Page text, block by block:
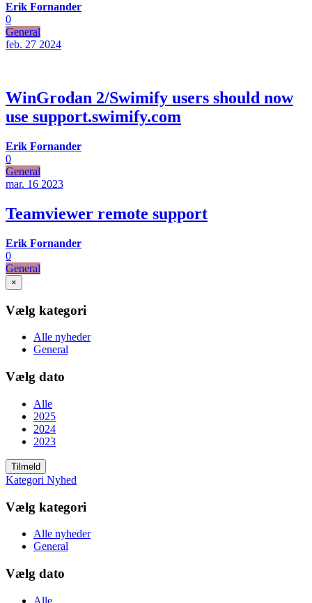
Erik Fornander
0
General
feb. 27 2024
WinGrodan 2/Swimify users should now
use support.swimify.com
Erik Fornander
0
General
mar. 16 2023
Teamviewer remote support
Erik Fornander
0
General
×
Vælg kategori
Alle nyheder
General
Vælg dato
Alle
2025
2024
2023
Tilmeld
Kategori Nyhed
Vælg kategori
Alle nyheder
General
Vælg dato
Alle